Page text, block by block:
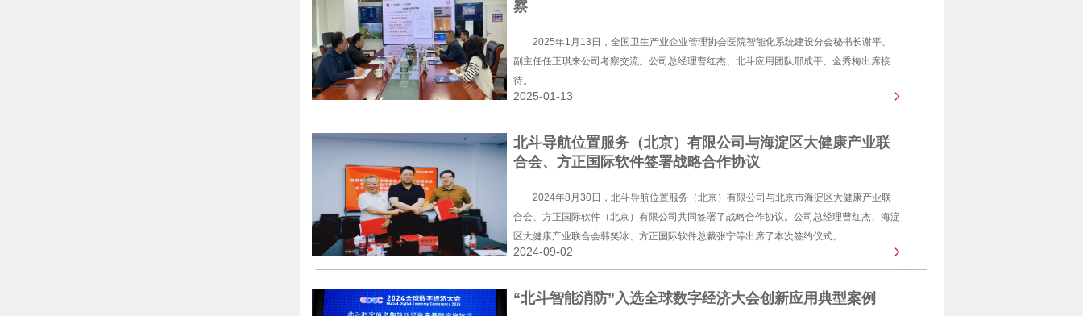
察
2025年1月13日，全国卫生产业企业管理协会医院智能化系统建设分会秘书长谢平、
副主任任正琪来公司考察交流。公司总经理曹红杰、北斗应用团队邢成平、金秀梅出席接
待。
2025-01-13
北斗导航位置服务（北京）有限公司与海淀区大健康产业联
合会、方正国际软件签署战略合作协议
2024年8月30日，北斗导航位置服务（北京）有限公司与北京市海淀区大健康产业联
合会、方正国际软件（北京）有限公司共同签署了战略合作协议。公司总经理曹红杰、海淀
区大健康产业联合会韩笑冰、方正国际软件总裁张宁等出席了本次签约仪式。
2024-09-02
“北斗智能消防”入选全球数字经济大会创新应用典型案例